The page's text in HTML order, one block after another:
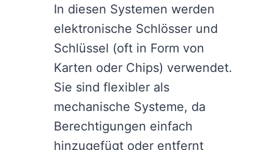
In diesen Systemen werden
elektronische Schlösser und
Schlüssel (oft in Form von
Karten oder Chips) verwendet.
Sie sind flexibler als
mechanische Systeme, da
Berechtigungen einfach
hinzugefügt oder entfernt